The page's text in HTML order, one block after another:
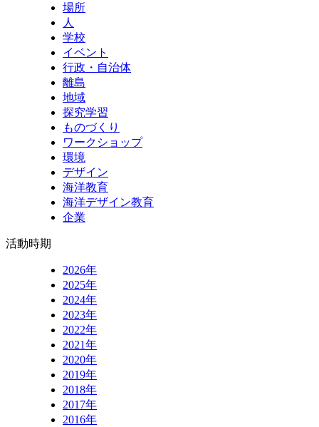
場所
人
学校
イベント
行政・自治体
離島
地域
探究学習
ものづくり
ワークショップ
環境
デザイン
海洋教育
海洋デザイン教育
企業
活動時期
2026年
2025年
2024年
2023年
2022年
2021年
2020年
2019年
2018年
2017年
2016年